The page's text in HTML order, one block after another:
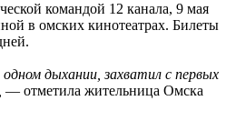
командой 12 канала, 9 мая
в омских кинотеатрах. Билеты
дыхании, захватил с первых
— отметила жительница Омска